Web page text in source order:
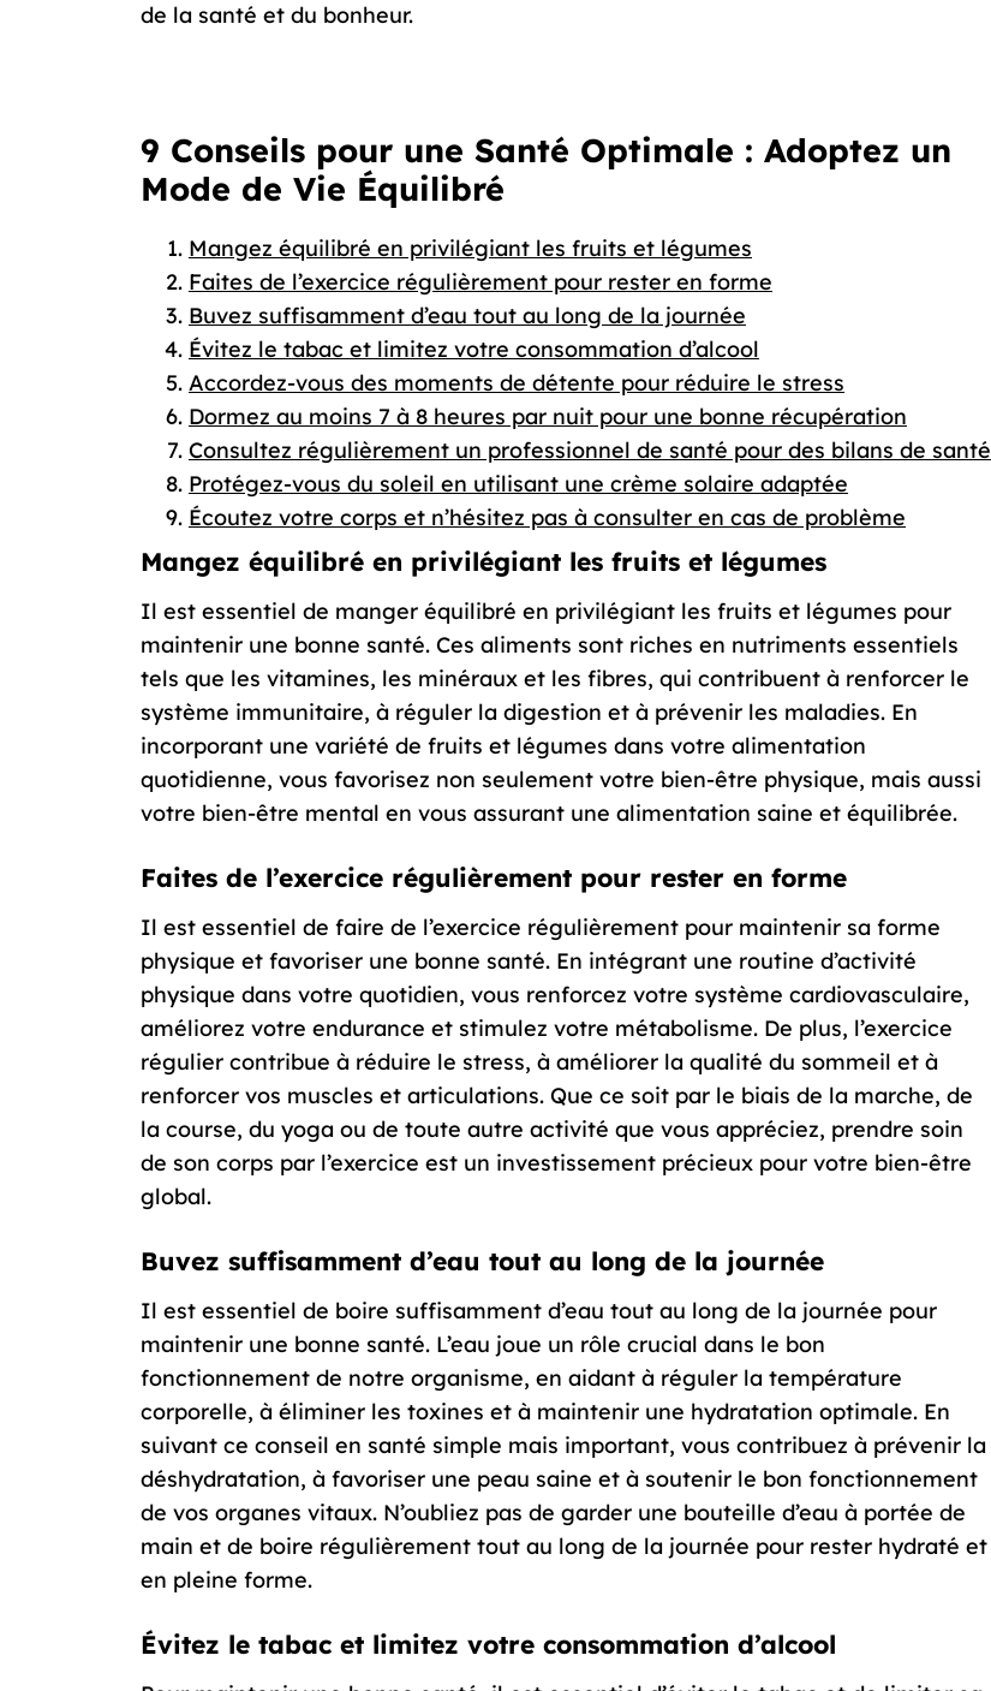
de la santé et du bonheur.
9 Conseils pour une Santé Optimale : Adoptez un
Mode de Vie Équilibré
Mangez équilibré en privilégiant les fruits et légumes
Faites de l’exercice régulièrement pour rester en forme
Buvez suffisamment d’eau tout au long de la journée
Évitez le tabac et limitez votre consommation d’alcool
Accordez-vous des moments de détente pour réduire le stress
Dormez au moins 7 à 8 heures par nuit pour une bonne récupération
Consultez régulièrement un professionnel de santé pour des bilans de santé
Protégez-vous du soleil en utilisant une crème solaire adaptée
Écoutez votre corps et n’hésitez pas à consulter en cas de problème
Mangez équilibré en privilégiant les fruits et légumes
Il est essentiel de manger équilibré en privilégiant les fruits et légumes pour
maintenir une bonne santé. Ces aliments sont riches en nutriments essentiels
tels que les vitamines, les minéraux et les fibres, qui contribuent à renforcer le
système immunitaire, à réguler la digestion et à prévenir les maladies. En
incorporant une variété de fruits et légumes dans votre alimentation
quotidienne, vous favorisez non seulement votre bien-être physique, mais aussi
votre bien-être mental en vous assurant une alimentation saine et équilibrée.
Faites de l’exercice régulièrement pour rester en forme
Il est essentiel de faire de l’exercice régulièrement pour maintenir sa forme
physique et favoriser une bonne santé. En intégrant une routine d’activité
physique dans votre quotidien, vous renforcez votre système cardiovasculaire,
améliorez votre endurance et stimulez votre métabolisme. De plus, l’exercice
régulier contribue à réduire le stress, à améliorer la qualité du sommeil et à
renforcer vos muscles et articulations. Que ce soit par le biais de la marche, de
la course, du yoga ou de toute autre activité que vous appréciez, prendre soin
de son corps par l’exercice est un investissement précieux pour votre bien-être
global.
Buvez suffisamment d’eau tout au long de la journée
Il est essentiel de boire suffisamment d’eau tout au long de la journée pour
maintenir une bonne santé. L’eau joue un rôle crucial dans le bon
fonctionnement de notre organisme, en aidant à réguler la température
corporelle, à éliminer les toxines et à maintenir une hydratation optimale. En
suivant ce conseil en santé simple mais important, vous contribuez à prévenir la
déshydratation, à favoriser une peau saine et à soutenir le bon fonctionnement
de vos organes vitaux. N’oubliez pas de garder une bouteille d’eau à portée de
main et de boire régulièrement tout au long de la journée pour rester hydraté et
en pleine forme.
Évitez le tabac et limitez votre consommation d’alcool